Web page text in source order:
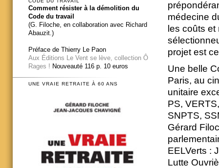
médecine
les coûts
projet est
Une belle
Paris, au
unitaire
PS,
SNPTS,
Gérard
EELVerts :
Lutte
Comment résister à la démolition du
Code du travail
(G. Filoche, en collaboration avec Richard
Abauzit.)
Préface de Thierry Le Paon
Aux Éditions Le Vent se lève, collection Ô
Rages ! Nouveauté 116 p. 10 euros
UNE VRAIE RETRAITE À 60 ANS